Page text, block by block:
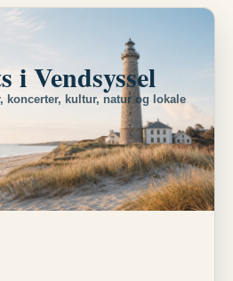
i Vendsyssel
koncerter, kultur, natur og lokale